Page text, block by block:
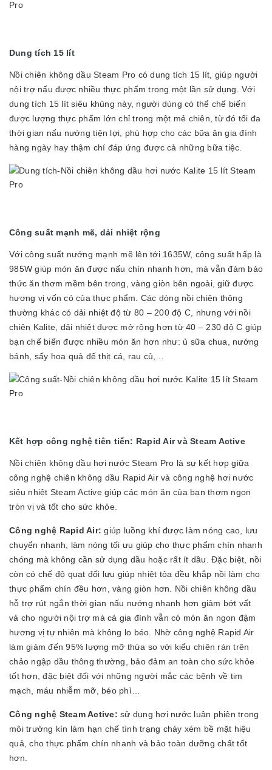
Dung tích 15 lít
Nồi chiên không dầu Steam Pro có dung tích 15 lít, giúp người
nội trợ nấu được nhiều thực phẩm trong một lần sử dụng. Với
dung tích 15 lít siêu khủng này, người dùng có thể chế biến
được lượng thực phẩm lớn chỉ trong một mẻ chiên, từ đó tối đa
thời gian nấu nướng tiện lợi, phù hợp cho các bữa ăn gia đình
hàng ngày hay thậm chí đáp ứng được cả những bữa tiệc.
Công suất mạnh mẽ, dải nhiệt rộng
Với công suất nướng mạnh mẽ lên tới 1635W, công suất hấp là
985W giúp món ăn được nấu chín nhanh hơn, mà vẫn đảm bảo
thức ăn thơm mềm bên trong, vàng giòn bên ngoài, giữ được
hương vị vốn có của thực phẩm. Các dòng nồi chiên thông
thường khác có dải nhiệt độ từ 80 – 200 độ C, nhưng với nồi
chiên Kalite, dải nhiệt được mở rộng hơn từ 40 – 230 độ C giúp
bạn chế biến được nhiều món ăn hơn như: ủ sữa chua, nướng
bánh, sấy hoa quả đế thịt cá, rau củ,…
Kết hợp công nghệ tiên tiến: Rapid Air và Steam Active
Nồi chiên không dầu hơi nước Steam Pro là sự kết hợp giữa
công nghệ chiên không dầu Rapid Air và công nghệ hơi nước
siêu nhiệt Steam Active giúp các món ăn của bạn thơm ngon
tròn vị và tốt cho sức khỏe.
Công nghệ Rapid Air: giúp luồng khí được làm nóng cao, lưu
chuyển nhanh, làm nóng tối ưu giúp cho thực phẩm chín nhanh
chóng mà không cần sử dụng dầu hoặc rất ít dầu. Đặc biệt, nồi
còn có chế độ quạt đối lưu giúp nhiệt tỏa đều khắp nồi làm cho
thực phẩm chín đều hơn, vàng giòn hơn. Nồi chiên không dầu
hỗ trợ rút ngắn thời gian nấu nướng nhanh hơn giảm bớt vất
vả cho người nội trợ mà cả gia đình vẫn có món ăn ngon đậm
hương vị tự nhiên mà không lo béo. Nhờ công nghệ Rapid Air
làm giảm đến 95% lượng mỡ thừa so với kiểu chiên rán trên
chảo ngập dầu thông thường, bảo đảm an toàn cho sức khỏe
tốt hơn, đặc biệt đối với những người mắc các bệnh về tim
mạch, máu nhiễm mỡ, béo phì…
Công nghệ Steam Active: sử dụng hơi nước luân phiên trong
môi trường kín làm hạn chế tình trạng cháy xém bề mặt hiệu
quả, cho thực phẩm chín nhanh và bảo toàn dưỡng chất tốt
hơn.